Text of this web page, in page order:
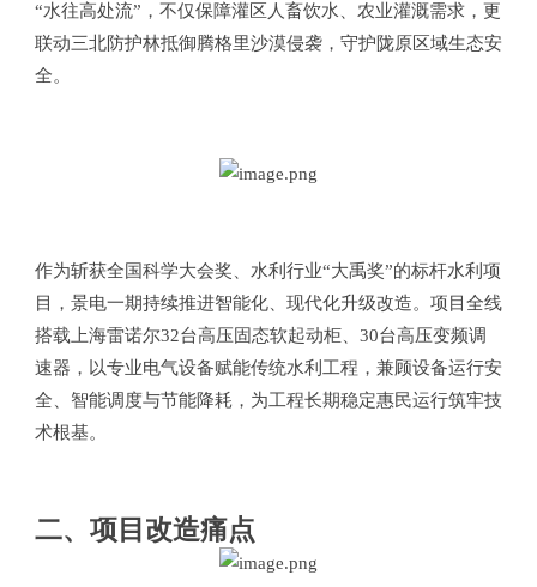
“水往高处流”，不仅保障灌区人畜饮水、农业灌溉需求，更
联动三北防护林抵御腾格里沙漠侵袭，守护陇原区域生态安
全。
作为斩获全国科学大会奖、水利行业“大禹奖”的标杆水利项
目，景电一期持续推进智能化、现代化升级改造。项目全线
搭载上海雷诺尔32台高压固态软起动柜、30台高压变频调
速器，以专业电气设备赋能传统水利工程，兼顾设备运行安
全、智能调度与节能降耗，为工程长期稳定惠民运行筑牢技
术根基。
二、项目改造痛点